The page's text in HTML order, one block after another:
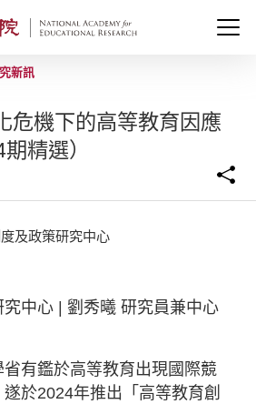
新訊
危機下的高等教育因應
精選）
及政策研究中心
中心 | 劉秀曦 研究員兼中心
有鑑於高等教育出現國際競
於2024年推出「高等教育創